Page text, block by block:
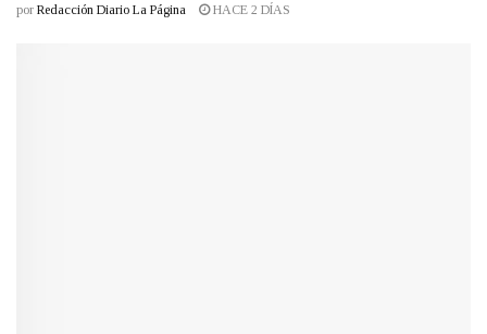
por Redacción Diario La Página HACE 2 DÍAS